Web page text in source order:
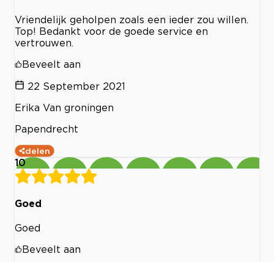
Vriendelijk geholpen zoals een ieder zou willen.
Top! Bedankt voor de goede service en
vertrouwen.
Beveelt aan
22 September 2021
Erika Van groningen
Papendrecht
delen
10
Goed
Goed
Beveelt aan